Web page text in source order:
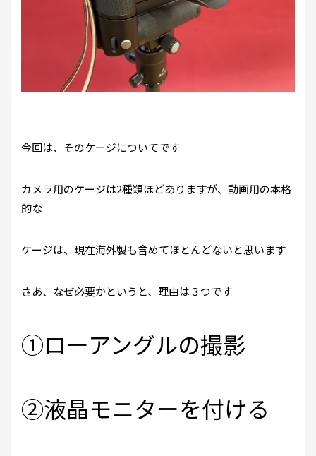
今回は、そのケージについてです
カメラ用のケージは2種類ほどありますが、動画用の本格
的な
ケージは、現在海外製も含めてほとんどないと思います
さあ、なぜ必要かというと、理由は３つです
①ローアングルの撮影
②液晶モニターを付ける